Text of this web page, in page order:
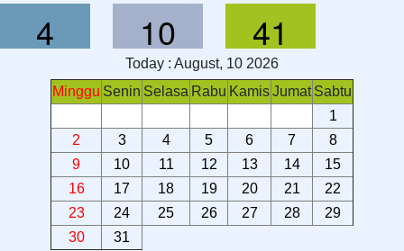
4 10 41
Today : August, 10 2026
Minggu Senin Selasa Rabu KamisJumat Sabtu
1
2
3 4 5 6 7
8
9
10 11 12 13 14
15
16
17 18 19 20 21
22
23
24 25 26 27 28
29
30
31